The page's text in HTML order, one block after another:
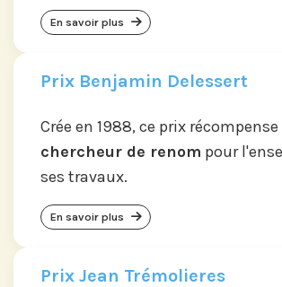
En savoir plus
Prix Benjamin Delessert
Crée en 1988, ce prix
chercheur de renom pour
ses travaux.
En savoir plus
Prix Jean Trémolieres